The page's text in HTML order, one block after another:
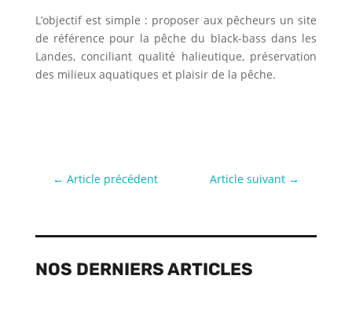
L’objectif est simple : proposer aux pêcheurs un site
de référence pour la pêche du black-bass dans les
Landes, conciliant qualité halieutique, préservation
des milieux aquatiques et plaisir de la pêche.
←Article précédent Article suivant→
NOS DERNIERS ARTICLES